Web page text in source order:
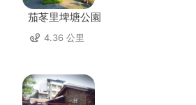
茄苳里埤塘公園
4.36 公里